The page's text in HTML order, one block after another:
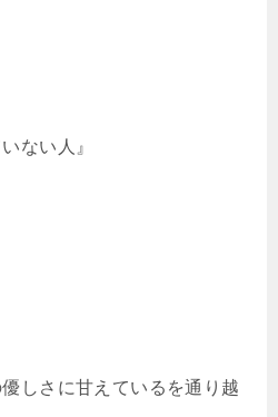
ない人』
しさに甘えているを通り越